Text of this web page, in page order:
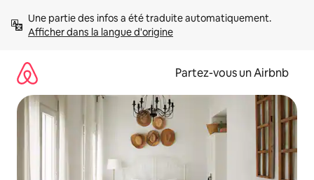
directement
Afficher dans la langue d'origine
Partez-vous un Airbnb